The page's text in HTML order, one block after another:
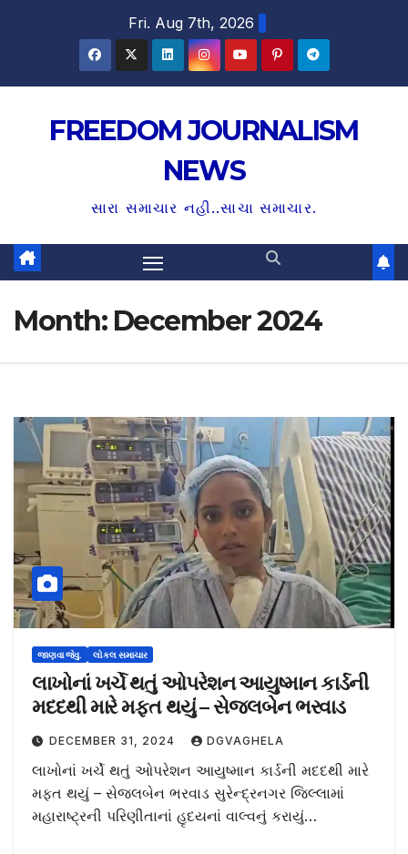
e
Fri. Aug 7th, 2026
FREEDOM JOURNALISM
NEWS
સારા સમાચાર નહી..સાચા સમાચાર.
Month: December 2024
જાણવા જેવુ. લોકલ સમાચાર
લાખોનાં ખર્ચે થતું ઓપરેશન આયુષ્માન કાર્ડની
મદદથી મારે મફત થયું – સેજલબેન ભરવાડ
DECEMBER 31, 2024 DGVAGHELA
લાખોનાં ખર્ચે થતું ઓપરેશન આયુષ્માન કાર્ડની મદદથી મારે
મફત થયું – સેજલબેન ભરવાડ સુરેન્દ્રનગર જિલ્લામાં
મહારાષ્ટ્રની પરિણીતાનાં હૃદયનાં વાલ્વનું કરાયું…